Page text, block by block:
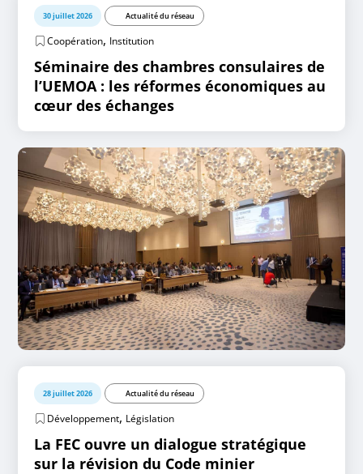
30 juillet 2026 Actualité du réseau
Coopération, Institution
Séminaire des chambres consulaires de
l’UEMOA : les réformes économiques au
cœur des échanges
28 juillet 2026 Actualité du réseau
Développement, Législation
La FEC ouvre un dialogue stratégique
sur la révision du Code minier